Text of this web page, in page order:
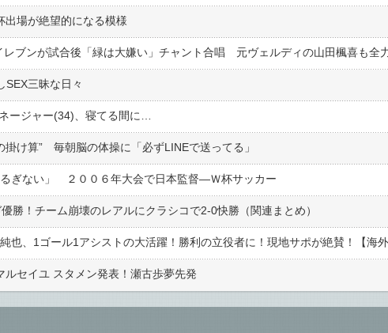
出場が絶望的になる模様
SEX三昧な日々
ージャー(34)、寝てる間に…
け算” 毎朝脳の体操に「必ずLINEで送ってる」
るぎない」 ２００６年大会で日本監督―Ｗ杯サッカー
勝！チーム崩壊のレアルにクラシコで2-0快勝（関連まとめ）
セイユ スタメン発表！瀬古歩夢先発